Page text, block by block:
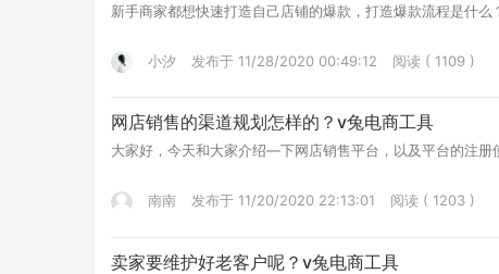
新手商家都想快速打造自己店铺的爆款，打造爆款流程是
小汐 发布于 11/28/2020 00:49:12 阅读 ( 1109 )
网店销售的渠道规划怎样的？v兔电商工具
大家好，今天和大家介绍—下网店销售平台，以及平台的注
南南 发布于 11/20/2020 22:13:01 阅读 ( 1203 )
卖家要维护好老客户呢？v兔电商工具